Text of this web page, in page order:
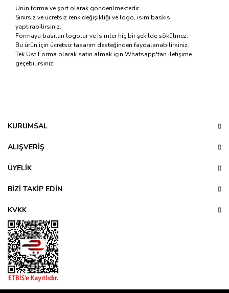
Ürün forma ve şort olarak gönderilmektedir.
Sınırsız ve ücretsiz renk değişikliği ve logo, isim baskısı
yaptırabilirsiniz.
Formaya basılan logolar ve isimler hiç bir şekilde sökülmez.
Bu ürün için ücretsiz tasarım desteğinden faydalanabilirsiniz.
Tek Üst Forma olarak satın almak için Whatsapp'tan iletişime
geçebilirsiniz.
Ürün resmi kalitesiz, bozuk veya görüntülenemiyor.
Ürün fiyatı diğer sitelerden daha pahalı.
KURUMSAL
ALIŞVERİŞ
ÜYELİK
BİZİ TAKİP EDİN
KVKK